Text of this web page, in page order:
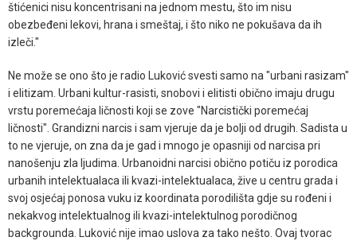
štićenici nisu koncentrisani na jednom mestu, što im nisu
obezbeđeni lekovi, hrana i smeštaj, i što niko ne pokušava da ih
izleči."
Ne može se ono što je radio Luković svesti samo na "urbani rasizam"
i elitizam. Urbani kultur-rasisti, snobovi i elitisti obično imaju drugu
vrstu poremećaja ličnosti koji se zove "Narcistički poremećaj
ličnosti". Grandizni narcis i sam vjeruje da je bolji od drugih. Sadista u
to ne vjeruje, on zna da je gad i mnogo je opasniji od narcisa pri
nanošenju zla ljudima. Urbanoidni narcisi obično potiču iz porodica
urbanih intelektualaca ili kvazi-intelektualaca, žive u centru grada i
svoj osjećaj ponosa vuku iz koordinata porodilišta gdje su rođeni i
nekakvog intelektualnog ili kvazi-intelektulnog porodičnog
backgrounda. Luković nije imao uslova za tako nešto. Ovaj tvorac